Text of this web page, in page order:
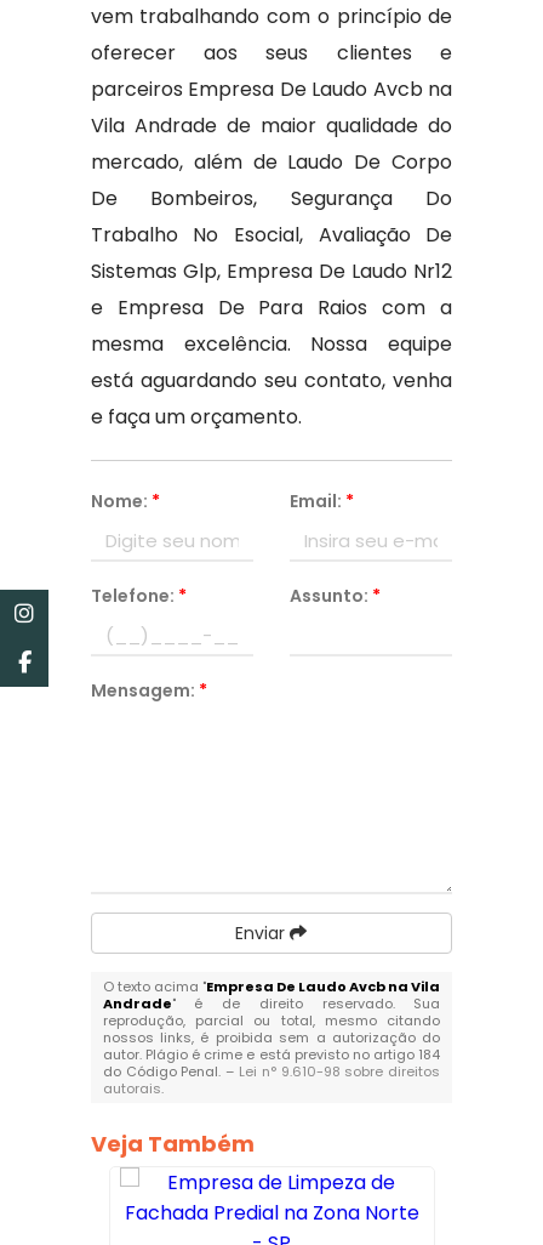
vem trabalhando com o princípio de
oferecer aos seus clientes e
parceiros Empresa De Laudo Avcb na
Vila Andrade de maior qualidade do
mercado, além de Laudo De Corpo
De Bombeiros, Segurança Do
Trabalho No Esocial, Avaliação De
Sistemas Glp, Empresa De Laudo Nr12
e Empresa De Para Raios com a
mesma excelência. Nossa equipe
está aguardando seu contato, venha
e faça um orçamento.
Nome: * Email: *
Telefone: * Assunto: *
Mensagem: *
Enviar
O texto acima "Empresa De Laudo Avcb na Vila
Andrade" é de direito reservado. Sua
reprodução, parcial ou total, mesmo citando
nossos links, é proibida sem a autorização do
autor. Plágio é crime e está previsto no artigo 184
do Código Penal. – Lei n° 9.610-98 sobre direitos
autorais.
Veja Também